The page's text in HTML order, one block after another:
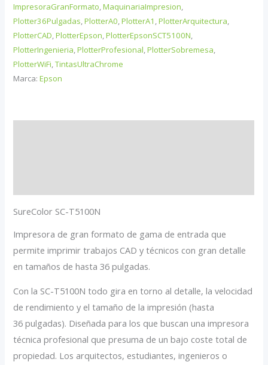
(sin
soporte)
cantidad
ImpresoraGranFormato,MaquinariaImpresion,
Plotter36Pulgadas,PlotterA0,PlotterA1 ,PlotterArquitectura,
PlotterCAD,PlotterEpson,PlotterEpsonSCT5100N,
PlotterIngenieria,PlotterProfesional,PlotterSobremesa,
PlotterWiFi,TintasUltraChrome
Marca:Epson
SureColor SC-T5100N
Impresora de gran formato de gama de entrada que
permite imprimir trabajos CAD y técnicos con gran detalle
en tamaños de hasta 36 pulgadas.
Con la SC-T5100N todo gira en torno al detalle, la velocidad
de rendimiento y el tamaño de la impresión (hasta
36 pulgadas). Diseñada para los que buscan una impresora
técnica profesional que presuma de un bajo coste total de
propiedad. Los arquitectos, estudiantes, ingenieros o